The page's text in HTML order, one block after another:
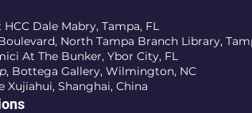
HCC Dale Mabry, Tampa, FL
North Tampa Branch Library,
At The Bunker, Ybor City, FL
, Bottega Gallery, Wilmington, NC
Xujiahui, Shanghai, China